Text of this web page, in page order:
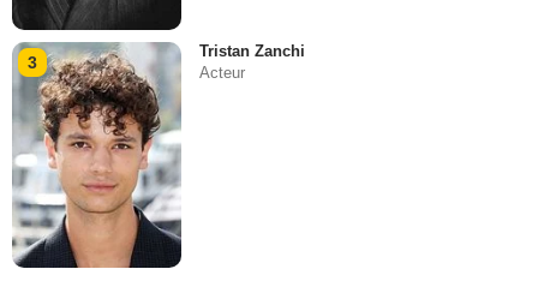
3
Tristan Zanchi
Acteur